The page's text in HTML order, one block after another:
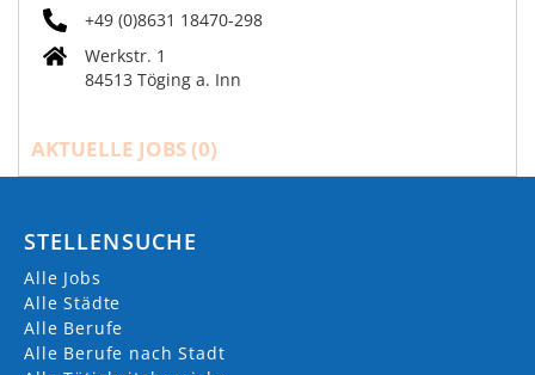
+49 (0)8631 18470-298
Werkstr. 1
84513 Töging a. Inn
AKTUELLE JOBS (0)
STELLENSUCHE
Alle Jobs
Alle Städte
Alle Berufe
Alle Berufe nach Stadt